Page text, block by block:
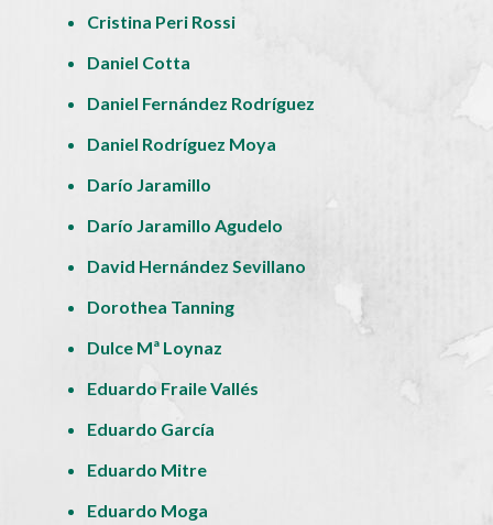
Cristina Peri Rossi
Daniel Cotta
Daniel Fernández Rodríguez
Daniel Rodríguez Moya
Darío Jaramillo
Darío Jaramillo Agudelo
David Hernández Sevillano
Dorothea Tanning
Dulce Mª Loynaz
Eduardo Fraile Vallés
Eduardo García
Eduardo Mitre
Eduardo Moga